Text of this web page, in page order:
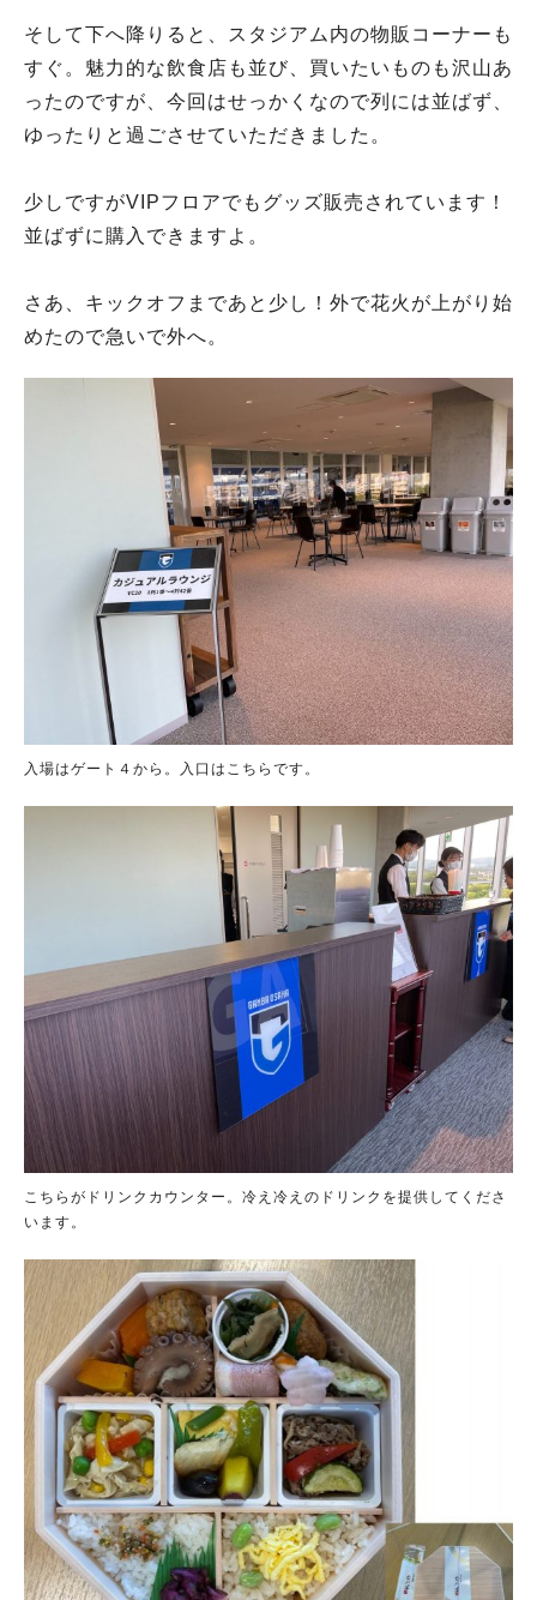
そして下へ降りると、スタジアム内の物販コーナーも
すぐ。魅力的な飲食店も並び、買いたいものも沢山あ
ったのですが、今回はせっかくなので列には並ばず、
ゆったりと過ごさせていただきました。
少しですがVIPフロアでもグッズ販売されています！
並ばずに購入できますよ。
さあ、キックオフまであと少し！外で花火が上がり始
めたので急いで外へ。
入場はゲート４から。入口はこちらです。
こちらがドリンクカウンター。冷え冷えのドリンクを提供してくださ
います。